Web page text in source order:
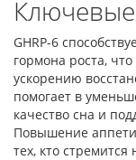
GHRP-6
гормона роста,
ускорению
помогает в
качество сна и
Повышение
тех, кто стремится